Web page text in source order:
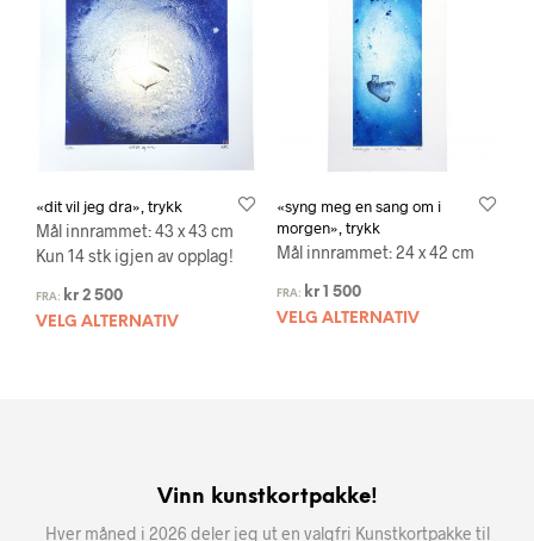
«dit vil jeg dra», trykk
Mål innrammet: 43 x 43 cm
Kun 14 stk igjen av opplag!
FRA: kr 2 500
VELG ALTERNATIV
«syng meg en sang om i
morgen», trykk
Mål innrammet: 24 x 42 cm
FRA: kr1 500
VELG ALTERNATIV
Vinn kunstkortpakke!
Hver måned i 2026 deler jeg ut en valgfri Kunstkortpakke til